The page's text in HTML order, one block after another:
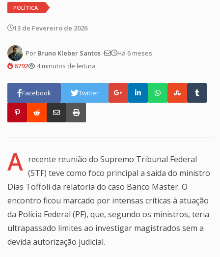
POLÍTICA
13 de Fevereiro de 2026
Por Bruno Kleber Santos-
Há 6 meses
6792
4 minutos de leitura
Facebook Twitter
A recente reunião do Supremo Tribunal Federal
(STF) teve como foco principal a saída do ministro
Dias Toffoli da relatoria do caso Banco Master. O
encontro ficou marcado por intensas críticas à atuação
da Polícia Federal (PF), que, segundo os ministros, teria
ultrapassado limites ao investigar magistrados sem a
devida autorização judicial.